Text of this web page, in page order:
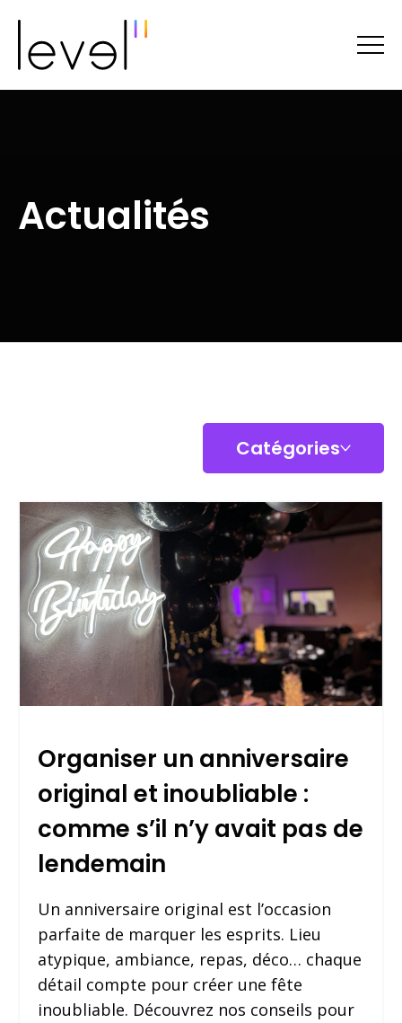
Actualités
Catégories
Organiser un anniversaire
original et inoubliable :
comme s’il n’y avait pas de
lendemain
Un anniversaire original est l’occasion
parfaite de marquer les esprits. Lieu
atypique, ambiance, repas, déco… chaque
détail compte pour créer une fête
inoubliable. Découvrez nos conseils pour